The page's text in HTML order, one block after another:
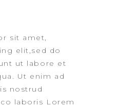
sit amet,
elit,sed do
ut labore et
Ut enim ad
nostrud
laboris Lorem